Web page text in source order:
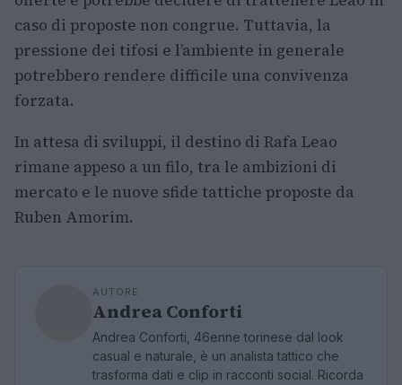
caso di proposte non congrue. Tuttavia, la
pressione dei tifosi e l’ambiente in generale
potrebbero rendere difficile una convivenza
forzata.
In attesa di sviluppi, il destino di Rafa Leao
rimane appeso a un filo, tra le ambizioni di
mercato e le nuove sfide tattiche proposte da
Ruben Amorim.
AUTORE
Andrea Conforti
Andrea Conforti, 46enne torinese dal look
casual e naturale, è un analista tattico che
trasforma dati e clip in racconti social. Ricorda